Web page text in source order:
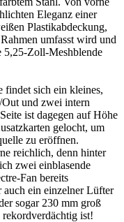
Eleganz einer
Plastikabdeckung,
umfasst wird und
5,25-Zoll-Meshblende
findet sich ein kleines,
und zwei intern
ist dagegen auf Höhe
gelocht, um
zu eröffnen.
reichlich, denn hinter
zwei einblasende
Fan bereits
auch ein einzelner Lüfter
sogar 230 mm groß
ist!